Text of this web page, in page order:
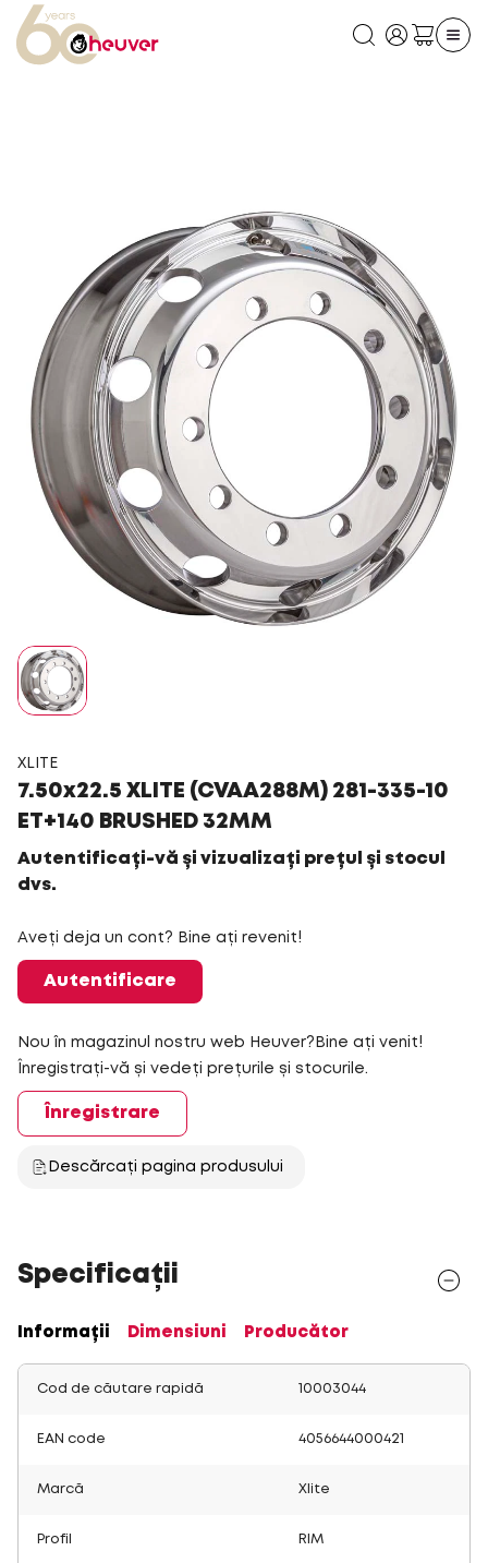
XLITE
7.50x22.5 XLITE (CVAA288M) 281-335-10
ET+140 BRUSHED 32MM
Autentificați-vă și vizualizați prețul și stocul
dvs.
Aveți deja un cont? Bine ați revenit!
Autentificare
Nou în magazinul nostru web Heuver?Bine ați venit!
Înregistrați-vă și vedeți prețurile și stocurile.
Înregistrare
Descărcați pagina produsului
Specificații
Informații Dimensiuni Producător
Cod de căutare rapidă 10003044
EAN code 4056644000421
Marcă Xlite
Profil RIM